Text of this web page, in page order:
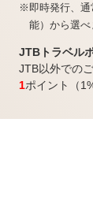
※ 即時発行、
能）から選べ
JTBトラベル
JTB以外での
1ポイント（